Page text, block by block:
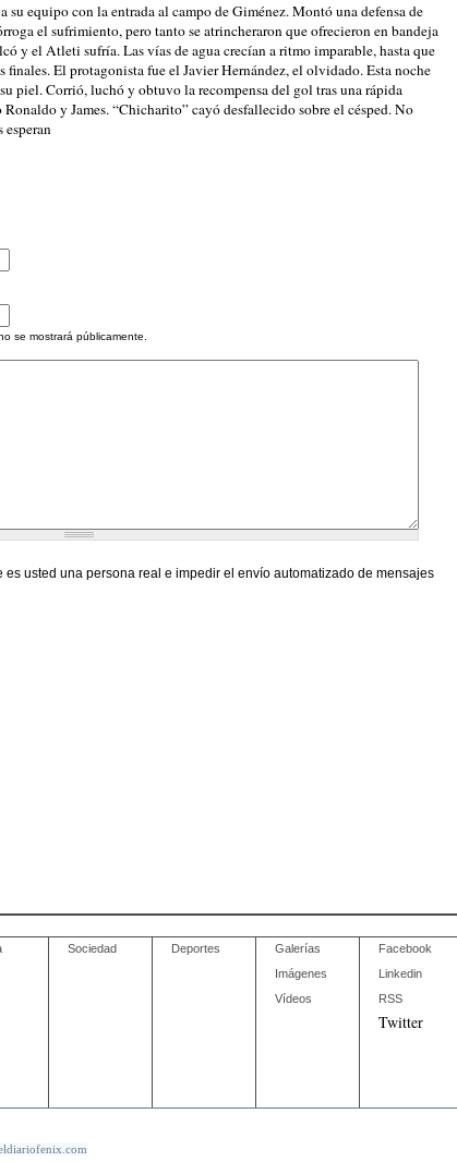
su equipo con la entrada al campo de Giménez. Montó una defensa de
el sufrimiento, pero tanto se atrincheraron que ofrecieron en bandeja
y el Atleti sufría. Las vías de agua crecían a ritmo imparable, hasta que
finales. El protagonista fue el Javier Hernández, el olvidado. Esta noche
piel. Corrió, luchó y obtuvo la recompensa del gol tras una rápida
y James. “Chicharito” cayó desfallecido sobre el césped. No
esperan
se mostrará públicamente.
es usted una persona real e impedir el envío automatizado de mensajes
Sociedad Deportes
Galerías
Imágenes
Vídeos
Facebook
Linkedin
RSS
Twitter